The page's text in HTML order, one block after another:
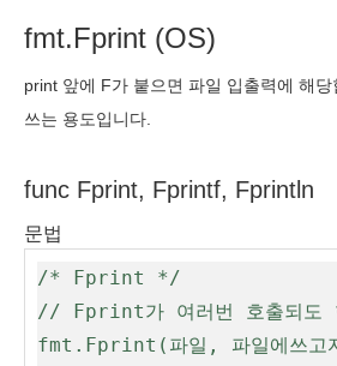
fmt.Fprint (OS)
print 앞에 F가 붙으면 파일 입출력에 해
쓰는 용도입니다.
func Fprint, Fprintf, Fprintln
문법
/* Fprint */
// Fprint가 여러번 호출되도
fmt.Fprint(파일, 파일에쓰고